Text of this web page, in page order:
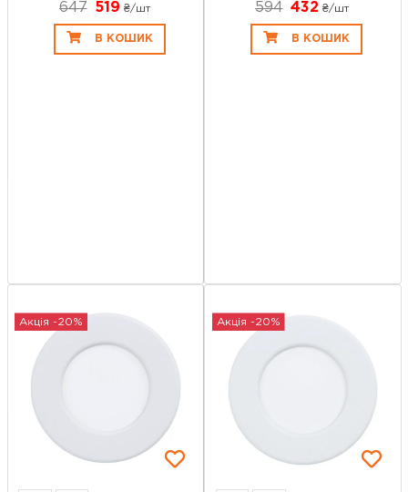
647 519₴/шт
В КОШИК
594 432₴/шт
В КОШИК
Акція -20% Акція -20%